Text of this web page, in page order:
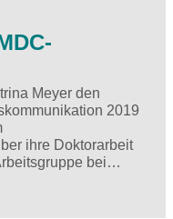
Meyer den
2019
ihre Doktorarbeit
bei…